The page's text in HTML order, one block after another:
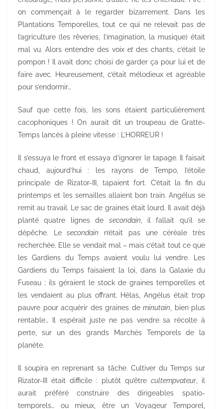
on commençait à le regarder bizarrement. Dans les
Plantations Temporelles, tout ce qui ne relevait pas de
l’agriculture (les rêveries, l’imagination, la musique) était
mal vu. Alors entendre des voix et des chants, c’était le
pompon ! Il avait donc choisi de garder ça pour lui et de
faire avec. Heureusement, c’était mélodieux et agréable
pour s’endormir…
Sauf que cette fois, les sons étaient particulièrement
cacophoniques ! On aurait dit un troupeau de Gratte-
Temps lancés à pleine vitesse : L’HORREUR !
Il s’essuya le front et essaya d’ignorer le tapage. Il faisait
chaud, aujourd’hui : les rayons de Tempo, l’étoile
principale de Rizator-III, tapaient fort. C’était la fin du
printemps et les semailles allaient bon train. Angélus se
remit au travail. Le sac de graines était lourd. Il avait déjà
planté quatre lignes de secondain , il fallait qu’il se
dépêche. Lesecondain n’était pas une céréale très
recherchée. Elle se vendait mal – mais c’était tout ce que
les Gardiens du Temps avaient voulu lui vendre. Les
Gardiens du Temps faisaient la loi, dans la Galaxie du
Fuseau ; ils géraient le stock de graines temporelles et
les vendaient au plus offrant. Hélas, Angélus était trop
pauvre pour acquérir des graines de minutain , bien plus
rentable… Il espérait juste ne pas vendre sa récolte à
perte, sur un des grands Marchés Temporels de la
planète.
Il soupira en reprenant sa tâche. Cultiver du Temps sur
Rizator-III était difficile : plutôt qu’être cultempvateur , il
aurait préféré construire des dirigeables spatio-
temporels… ou mieux, être un Voyageur Temporel,